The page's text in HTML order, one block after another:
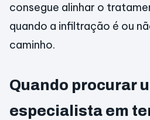
consegue alinhar o
quando a infiltração é ou
caminho.
Quando procurar
especialista em